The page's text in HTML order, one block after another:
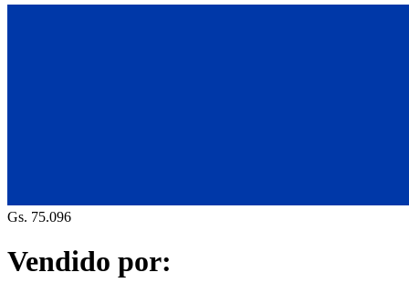
Gs. 75.096
Vendido por: